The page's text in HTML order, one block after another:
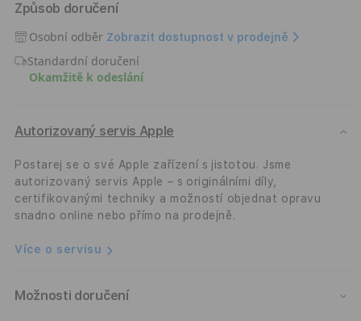
Kryt
pro
iPhone
17
Dviced
Case
béžový
Case
Způsob doručení
Osobní odběr Zobrazit dostupnost v prodejně
Standardní doručení
Okamžitě k odeslání
Autorizovaný servis Apple
Postarej se o své Apple zařízení s jistotou. Jsme
autorizovaný servis Apple – s originálními díly,
certifikovanými techniky a možností objednat opravu
snadno online nebo přímo na prodejně.
Více o servisu
Možnosti doručení